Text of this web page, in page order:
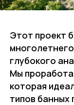
Этот проект
глубокого
Мы
которая
типов банных